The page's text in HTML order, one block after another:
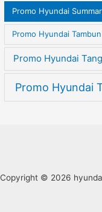
Promo Hyundai
Promo Hyundai
Promo Hyundai
Promo Hyundai
Copyright © 2026